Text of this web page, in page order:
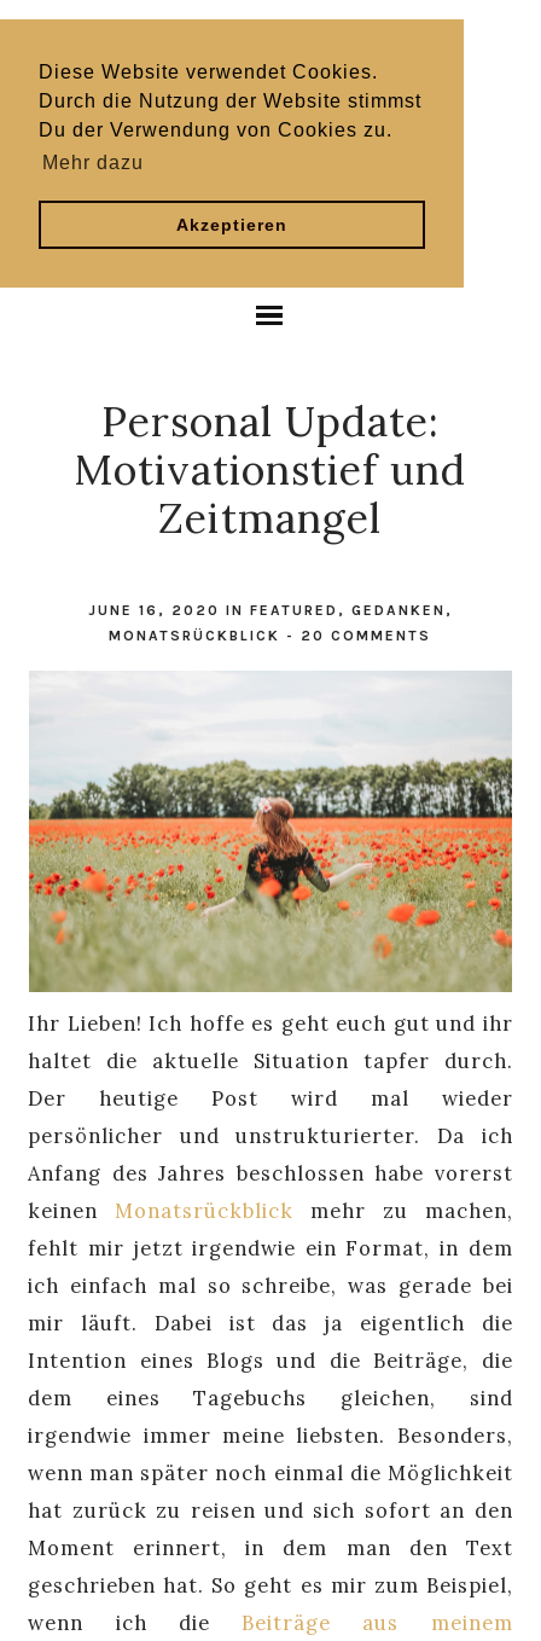
Diese Website verwendet Cookies.
Durch die Nutzung der Website stimmst
Du der Verwendung von Cookies zu.
Mehr dazu
Akzeptieren
Personal Update:
Motivationstief und
Zeitmangel
JUNE 16, 2020 IN FEATURED , GEDANKEN ,
MONATSRÜCKBLICK - 20 COMMENTS
Ihr Lieben! Ich hoffe es geht euch gut und ihr
haltet die aktuelle Situation tapfer durch.
Der heutige Post wird mal wieder
persönlicher und unstrukturierter. Da ich
Anfang des Jahres beschlossen habe vorerst
keinen Monatsrückblick mehr zu machen,
fehlt mir jetzt irgendwie ein Format, in dem
ich einfach mal so schreibe, was gerade bei
mir läuft. Dabei ist das ja eigentlich die
Intention eines Blogs und die Beiträge, die
dem eines Tagebuchs gleichen, sind
irgendwie immer meine liebsten. Besonders,
wenn man später noch einmal die Möglichkeit
hat zurück zu reisen und sich sofort an den
Moment erinnert, in dem man den Text
geschrieben hat. So geht es mir zum Beispiel,
wenn ich die Beiträge aus meinem